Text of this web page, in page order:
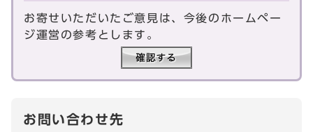
お寄せいただいたご意見は、今後のホームペー
ジ運営の参考とします。
お問い合わせ先